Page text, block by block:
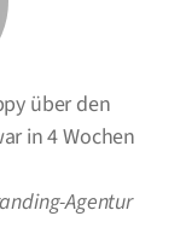
über den
in 4 Wochen
Agentur